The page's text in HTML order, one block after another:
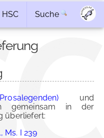
HSC Suche
und
gemeinsam in der
überliefert:
Ms. I 239